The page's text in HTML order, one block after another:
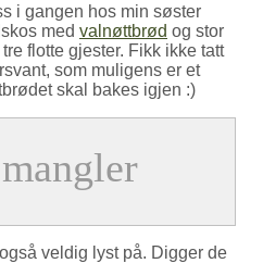
i gangen hos min søster
med valnøttbrød og stor
flotte gjester. Fikk ikke tatt
som muligens er et
skal bakes igjen :)
veldig lyst på. Digger de